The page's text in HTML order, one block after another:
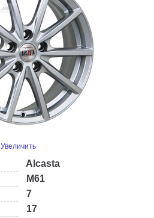
Увеличить
Alcasta
M61
7
17